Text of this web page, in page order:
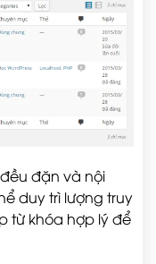
đặn và nội
duy trì lượng truy
từ khóa hợp lý để